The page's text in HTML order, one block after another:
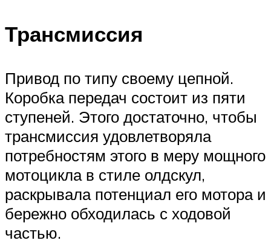
Трансмиссия
Привод по типу своему цепной.
Коробка передач состоит из пяти
ступеней. Этого достаточно, чтобы
трансмиссия удовлетворяла
потребностям этого в меру мощного
мотоцикла в стиле олдскул,
раскрывала потенциал его мотора и
бережно обходилась с ходовой
частью.